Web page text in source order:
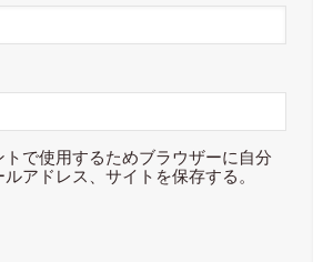
トで使用するためブラウザーに自分
アドレス、サイトを保存する。